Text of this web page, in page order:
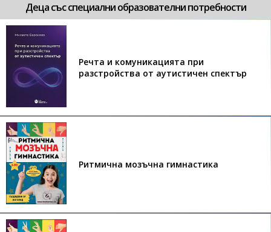
Деца със специални образователни потребности
Речта и комуникацията при
разстройства от аутистичен спектър
Ритмична мозъчна гимнастика